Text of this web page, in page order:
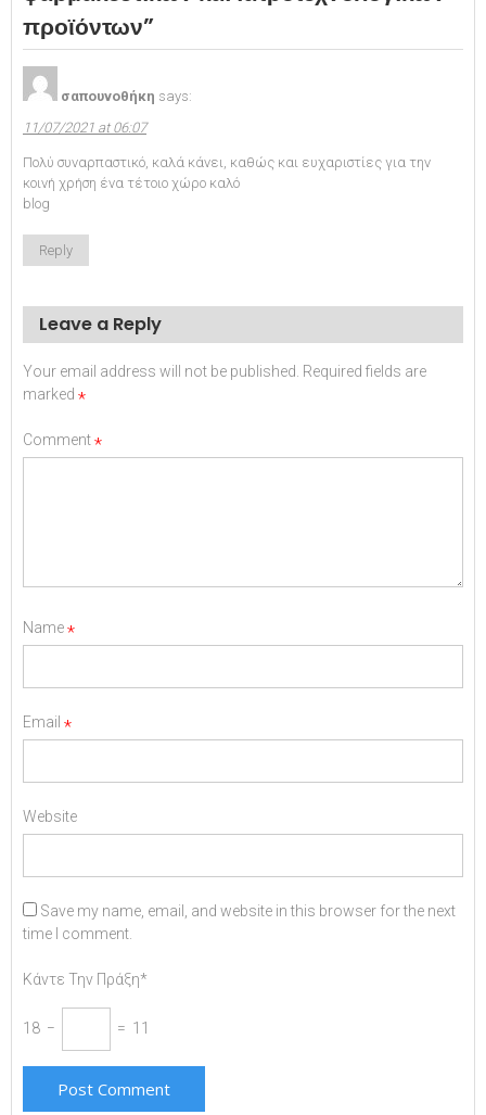
προϊόντων”
σαπουνοθήκη says:
11/07/2021 at 06:07
Πολύ συναρπαστικό, καλά κάνει, καθώς και ευχαριστίες για την
κοινή χρήση ένα τέτοιο χώρο καλό
blog
Reply
Leave a Reply
Your email address will not be published.
Required fields are
marked *
Comment*
Name*
Email *
Website
Save my name, email, and website in this browser for the next
time I comment.
Κάντε Την Πράξη*
18 − = 11